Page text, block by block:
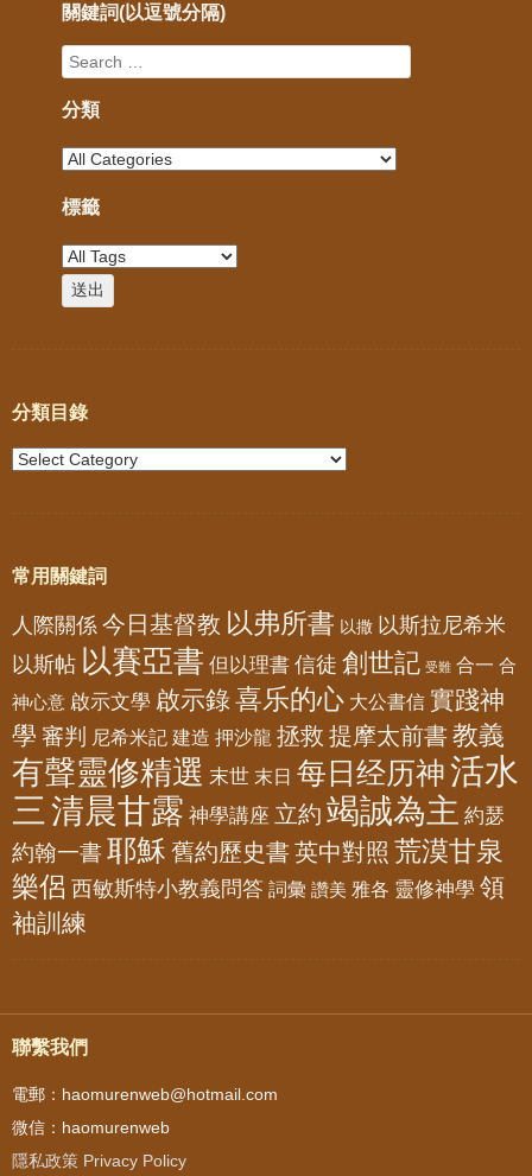
關鍵詞(以逗號分隔)
分類
標籤
分類目錄
常用關鍵詞
人際關係 今日基督教 以弗所書 以撒 以斯拉尼希米
以斯帖 以賽亞書 但以理書 信徒 創世記 受難 合一 合
神心意 啟示文學 啟示錄喜乐的心 大公書信 實踐神
學 審判 尼希米記 建造 押沙龍 拯救 提摩太前書 教義
有聲靈修精選 末世 末日 每日经历神活水
三 清晨甘露 神學講座 立約 竭誠為主 約瑟
約翰一書耶穌 舊約歷史書 英中對照 荒漠甘泉
樂侶 西敏斯特小教義問答 詞彙 讚美 雅各 靈修神學 領
袖訓練
聯繫我們
電郵：haomurenweb@hotmail.com
微信：haomurenweb
隱私政策 Privacy Policy